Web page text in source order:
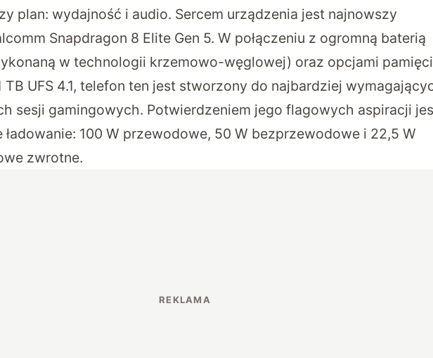
plan: wydajność i audio. Sercem urządzenia jest najnowszy
Snapdragon 8 Elite Gen 5. W połączeniu z ogromną baterią
w technologii krzemowo-węglowej) oraz opcjami
TB UFS 4.1, telefon ten jest stworzony do najbardziej
sesji gamingowych. Potwierdzeniem jego flagowych aspiracji
ładowanie: 100 W przewodowe, 50 W bezprzewodowe i 22,5 W
zwrotne.